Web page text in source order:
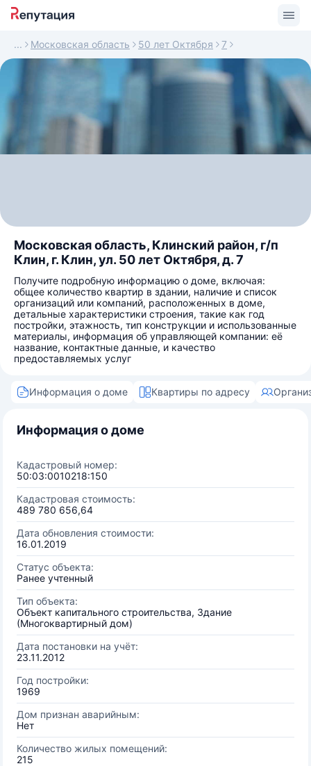
Московская область 50 лет Октября 7
Московская область, Клинский район, г/п
Клин, г. Клин, ул. 50 лет Октября, д. 7
Получите подробную информацию о доме, включая:
общее количество квартир в здании, наличие и список
организаций или компаний, расположенных в доме,
детальные характеристики строения, такие как год
постройки, этажность, тип конструкции и использованные
материалы, информация об управляющей компании: её
название, контактные данные, и качество
предоставляемых услуг
Информация о доме Квартиры по адресу
Информация о доме
Кадастровый номер:
50:03:0010218:150
Кадастровая стоимость:
489 780 656,64
Дата обновления стоимости:
16.01.2019
Статус объекта:
Ранее учтенный
Тип объекта:
Объект капитального строительства, Здание
(Многоквартирный дом)
Дата постановки на учёт:
23.11.2012
Год постройки:
1969
Дом признан аварийным:
Нет
Количество жилых помещений:
215